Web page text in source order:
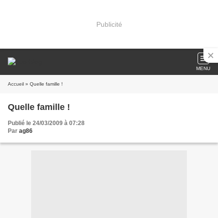
Publicité
MENU
Accueil » Quelle famille !
Quelle famille !
Publié le 24/03/2009 à 07:28
Par ag86